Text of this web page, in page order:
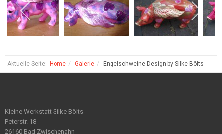
Aktuelle Seite: Home Galerie Engelschweine Design by Silke Bölts
Kleine Werkstatt Silke Bölts
Peterstr. 18
26160 Bad Zwischenahn